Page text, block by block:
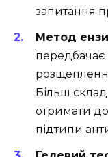
запитання
Метод
передбачає
Більш
отримати
підтипи